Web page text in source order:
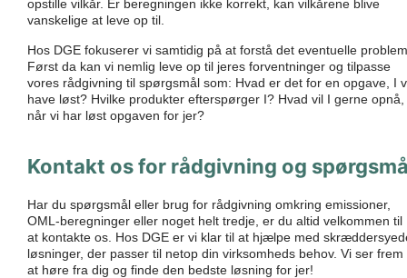
opstille vilkår. Er beregningen ikke korrekt, kan vilkårene blive
vanskelige at leve op til.
Hos DGE fokuserer vi samtidig på at forstå det eventuelle
Først da kan vi nemlig leve op til jeres forventninger og tilpasse
vores rådgivning til spørgsmål som: Hvad er det for en opgave, I
have løst? Hvilke produkter efterspørger I? Hvad vil I gerne opnå,
når vi har løst opgaven for jer?
Kontakt os for rådgivning og
Har du spørgsmål eller brug for rådgivning omkring emissioner,
OML-beregninger eller noget helt tredje, er du altid velkommen til
at kontakte os. Hos DGE er vi klar til at hjælpe med
løsninger, der passer til netop din virksomheds behov. Vi ser frem
at høre fra dig og finde den bedste løsning for jer!